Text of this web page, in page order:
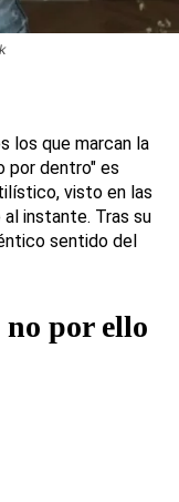
los que marcan la
por dentro" es
visto en las
instante. Tras su
sentido del
no por ello